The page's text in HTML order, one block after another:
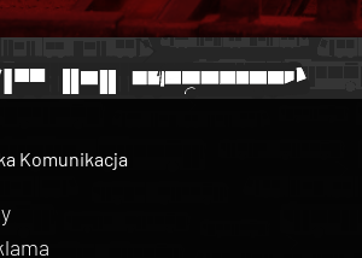
Komunikacja